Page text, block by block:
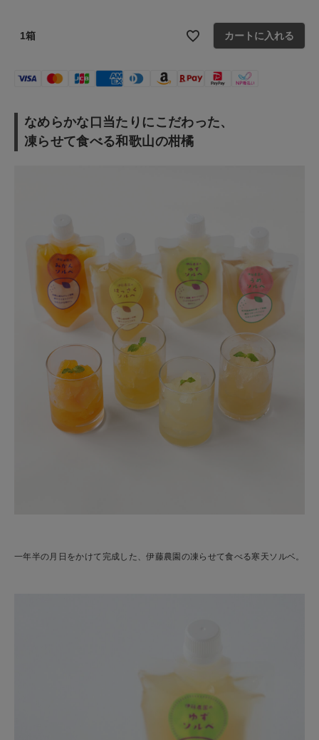
特集
ショップリスト
1箱 カートに入れる
なめらかな口当たりにこだわった、
凍らせて食べる和歌山の柑橘
一年半の月日をかけて完成した、伊藤農園の凍らせて食べる寒天ソルベ。